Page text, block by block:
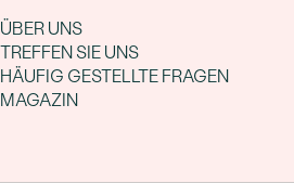
ÜBER UNS
TREFFEN SIE UNS
HÄUFIG GESTELLTE FRAGEN
MAGAZIN